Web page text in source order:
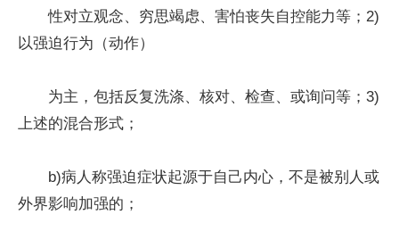
性对立观念、穷思竭虑、害怕丧失自控能力等；2)
以强迫行为（动作）
为主，包括反复洗涤、核对、检查、或询问等；3)
上述的混合形式；
b)病人称强迫症状起源于自己内心，不是被别人或
外界影响加强的；